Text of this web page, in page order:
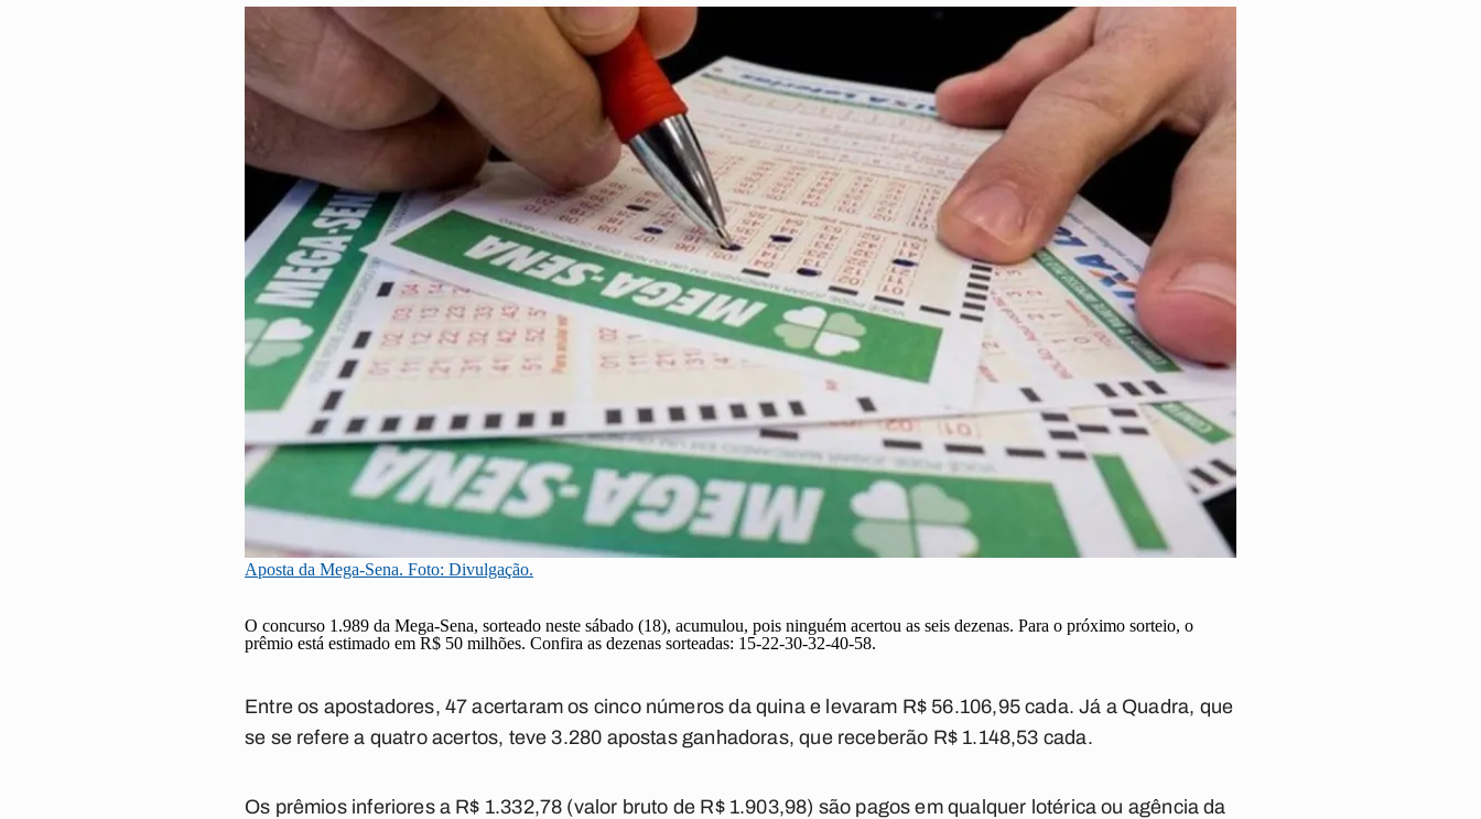
Aposta da Mega-Sena. Foto: Divulgação.
O concurso 1.989 da Mega-Sena, sorteado neste sábado (18), acumulou, pois ninguém acertou as seis dezenas. Para o próximo sorteio, o
prêmio está estimado em R$ 50 milhões. Confira as dezenas sorteadas: 15-22-30-32-40-58.
Entre os apostadores, 47 acertaram os cinco números da quina e levaram R$ 56.106,95 cada. Já a Quadra, que
se se refere a quatro acertos, teve 3.280 apostas ganhadoras, que receberão R$ 1.148,53 cada.
Os prêmios inferiores a R$ 1.332,78 (valor bruto de R$ 1.903,98) são pagos em qualquer lotérica ou agência da